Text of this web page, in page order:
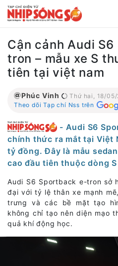
Cận cảnh Audi
tron – mẫu xe S
tiên tại việt nam
Phúc Vinh
Thứ hai, 18/05/
Theo dõi Tạp chí Nss trên
- Audi S6
chính thức ra mắt tại Việt
tỷ đồng. Đây là mẫu
cao đầu tiên thuộc dòng
Audi S6 Sportback e-tron sở
đại với tỷ lệ thân xe mạnh
trưng và các bề mặt tạo
không chỉ tạo nên diện mạo
quả khí động học.